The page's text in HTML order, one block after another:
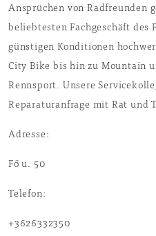
Ansprüchen von Radfreunden
beliebtesten Fachgeschäft des
günstigen Konditionen
City Bike bis hin zu Mountain
Rennsport. Unsere
Reparaturanfrage mit Rat und
Adresse:
Fő u. 50
Telefon:
+3626332350